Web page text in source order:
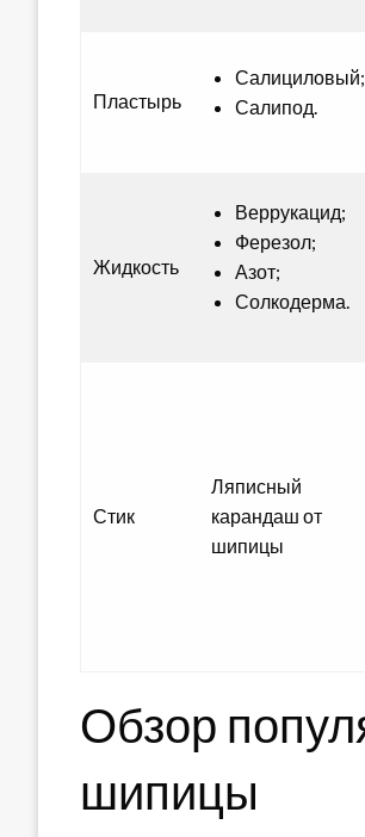
Пластырь
Салициловый;
Салипод.
Жидкость
Веррукацид;
Ферезол;
Азот;
Солкодерма.
Стик
Ляписный
карандаш от
шипицы
Обзор
шипицы